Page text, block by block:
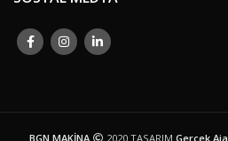
BGN MAKİNA 2020 TASARIM Gerçek